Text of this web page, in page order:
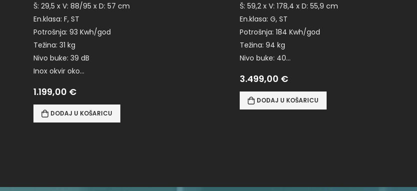
Š: 29,5 x V: 88/95 x D: 57 cm
En.klasa: F, ST
Potrošnja: 93 Kwh/god
Težina: 31 kg
Nivo buke: 39 dB
Inox okvir oko…
1.199,00 €
DODAJ U KOŠARICU
Š: 59,2 x V: 178,4 x D: 55,9 cm
En.klasa: G, ST
Potrošnja: 184 Kwh/god
Težina: 94 kg
Nivo buke: 40…
3.499,00 €
DODAJ U KOŠARICU